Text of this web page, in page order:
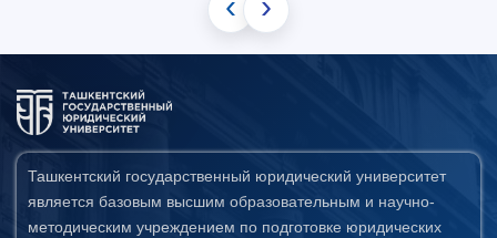
Ташкентский государственный юридический университет
является базовым высшим образовательным и научно-
методическим учреждением по подготовке юридических